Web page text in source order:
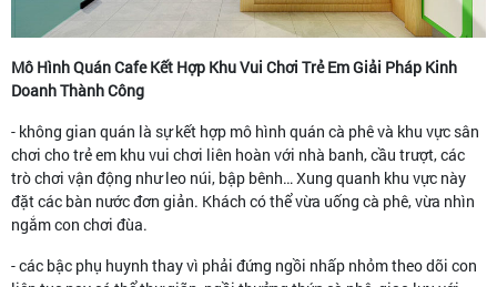
Mô Hình Quán Cafe Kết Hợp Khu Vui Chơi Trẻ Em Giải Pháp Kinh
Doanh Thành Công
- không gian quán là sự kết hợp mô hình quán cà phê và khu vực sân
chơi cho trẻ em khu vui chơi liên hoàn với nhà banh, cầu trượt, các
trò chơi vận động như leo núi, bập bênh… Xung quanh khu vực này
đặt các bàn nước đơn giản. Khách có thể vừa uống cà phê, vừa nhìn
ngắm con chơi đùa.
- các bậc phụ huynh thay vì phải đứng ngồi nhấp nhỏm theo dõi con